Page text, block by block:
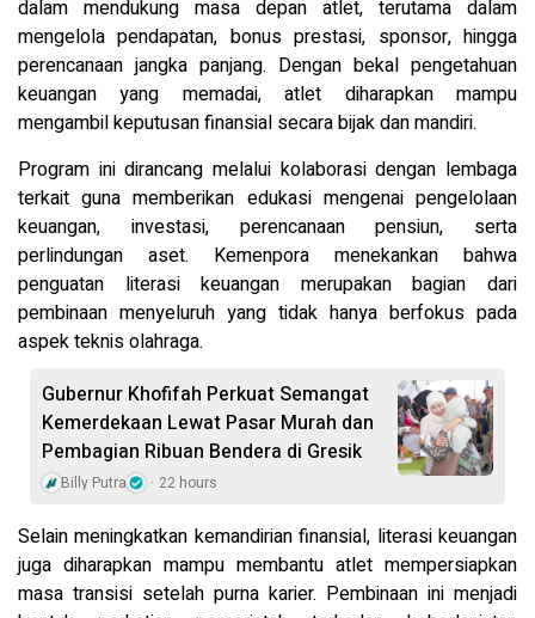
dalam mendukung masa depan atlet, terutama dalam
mengelola pendapatan, bonus prestasi, sponsor, hingga
perencanaan jangka panjang. Dengan bekal pengetahuan
keuangan yang memadai, atlet diharapkan mampu
mengambil keputusan finansial secara bijak dan mandiri.
Program ini dirancang melalui kolaborasi dengan lembaga
terkait guna memberikan edukasi mengenai pengelolaan
keuangan, investasi, perencanaan pensiun, serta
perlindungan aset. Kemenpora menekankan bahwa
penguatan literasi keuangan merupakan bagian dari
pembinaan menyeluruh yang tidak hanya berfokus pada
aspek teknis olahraga.
Gubernur Khofifah Perkuat Semangat
Kemerdekaan Lewat Pasar Murah dan
Pembagian Ribuan Bendera di Gresik
Billy Putra 22 hours
Selain meningkatkan kemandirian finansial, literasi keuangan
juga diharapkan mampu membantu atlet mempersiapkan
masa transisi setelah purna karier. Pembinaan ini menjadi